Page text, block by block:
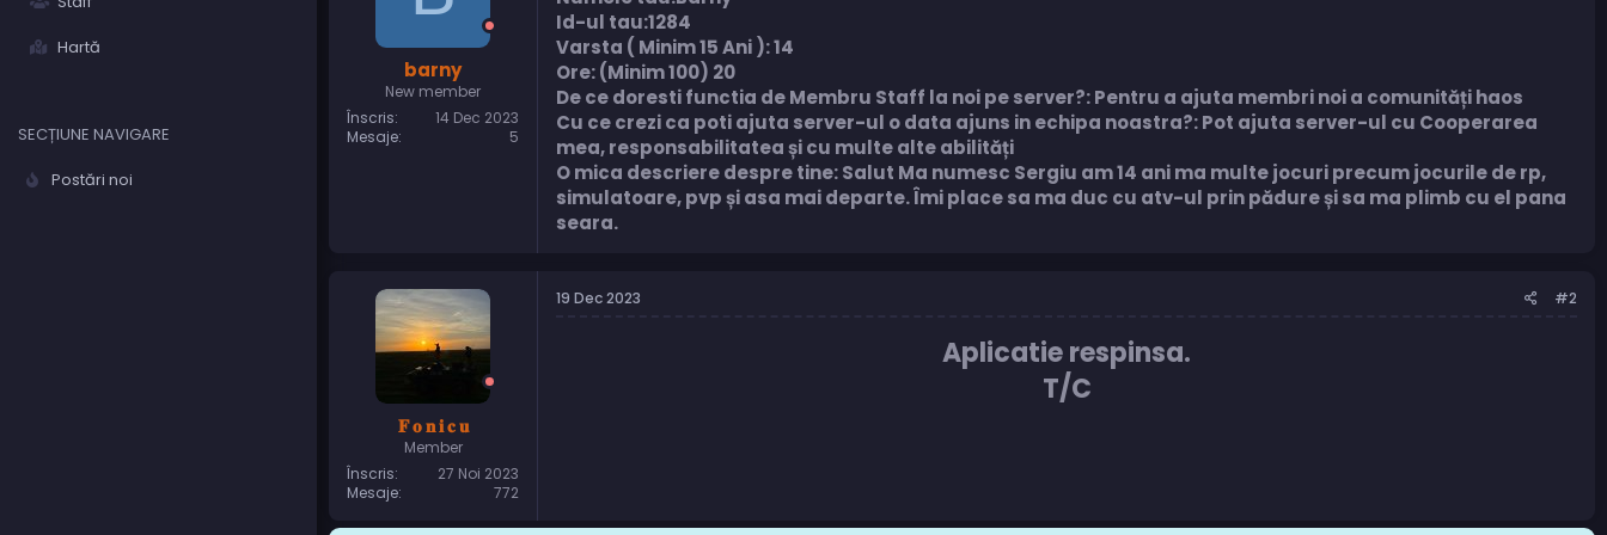
Hartă
SECȚIUNE NAVIGARE
Postări noi
barny
New member
Înscris
14 Dec 2023
Mesaje
5
Id-ul tau:1284
Varsta ( Minim 15 Ani ): 14
Ore: (Minim 100) 20
De ce doresti functia de Membru Staff la noi pe server?: Pentru a ajuta membri noi a comunități haos
Cu ce crezi ca poti ajuta server-ul o data ajuns in echipa noastra?: Pot ajuta server-ul cu Cooperarea
mea, responsabilitatea și cu multe alte abilități
O mica descriere despre tine: Salut Ma numesc Sergiu am 14 ani ma multe jocuri precum jocurile de rp,
simulatoare, pvp și asa mai departe. Îmi place sa ma duc cu atv-ul prin pădure și sa ma plimb cu el pana
seara.
𝐅 𝐨 𝐧 𝐢 𝐜 𝐮
Member
Înscris
27 Noi 2023
Mesaje
772
19 Dec 2023 #2
Aplicatie respinsa.
T/C